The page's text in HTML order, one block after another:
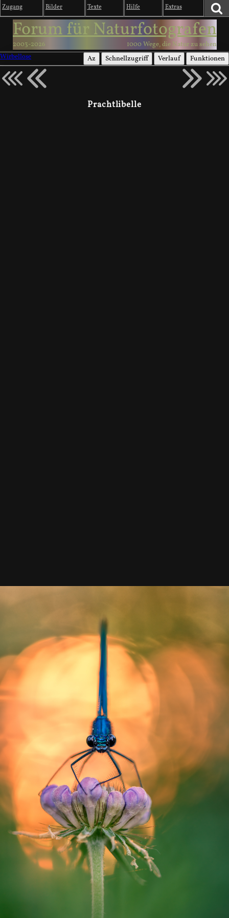
Zugang Bilder Texte Hilfe Extras
Forum für Naturfotografen
2003-2026
1000 Wege, die Natur zu sehen
Wirbellose
Az Schnellzugriff Verlauf Funktionen
Prachtlibelle